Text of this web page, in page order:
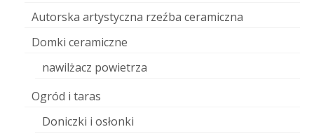
Autorska artystyczna rzeźba ceramiczna
Domki ceramiczne
nawilżacz powietrza
Ogród i taras
Doniczki i osłonki